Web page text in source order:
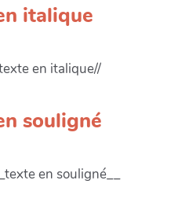
italique
en italique//
souligné
en souligné__